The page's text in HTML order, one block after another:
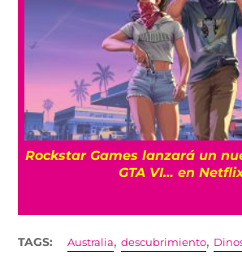
Rockstar Games lanzará un
GTA VI… en
TAGS: Australia,descubrimiento,